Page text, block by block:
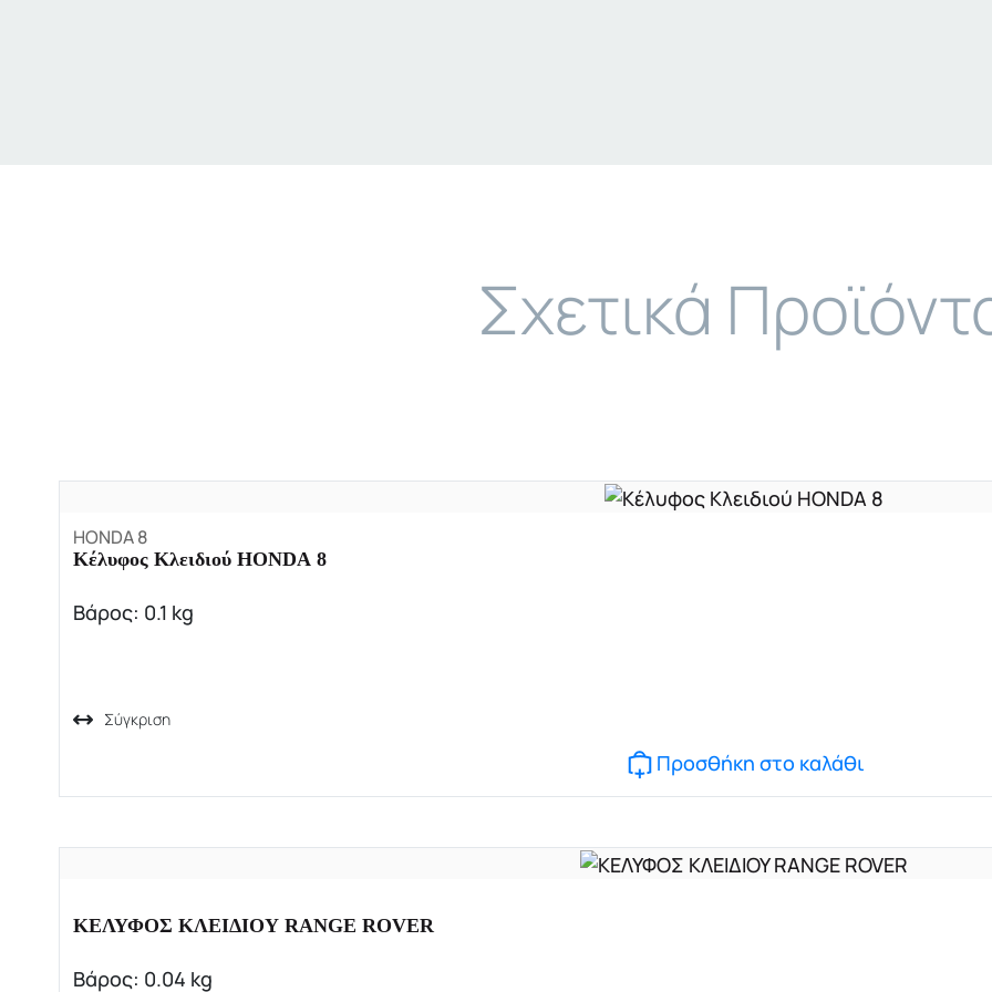
Σχετικά
HONDA 8
Κέλυφος Κλειδιού HONDA 8
Βάρος: 0.1 kg
Σύγκριση
Προσθήκη στο καλάθι
ΚΕΛΥΦΟΣ ΚΛΕΙΔΙΟΥ RANGE ROVER
Βάρος: 0.04 kg